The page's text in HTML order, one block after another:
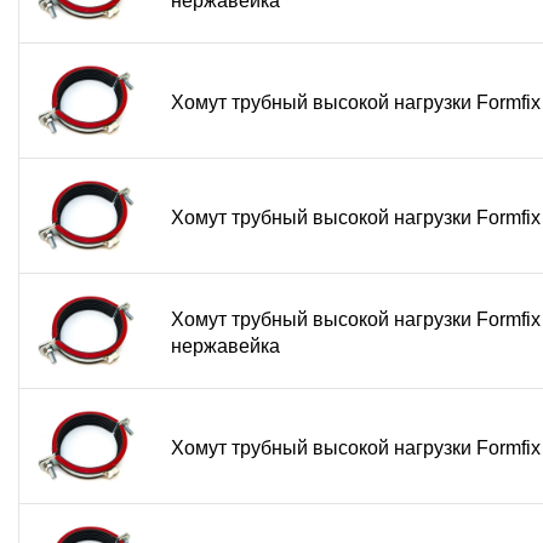
Широкий температурный диапазон:
Нужно усиленное нержавеющее крепление для
получите профессиональное решение для
Часто задаваемые вопросы (FAQ)
Для каких систем рекомендуется использовать
Для трубопроводов высокого давления, насосных
Усиленная конструкция, увеличенная толщина
более высокие нагрузки.
Измерьте внешний диаметр трубы или
Можно ли использовать хомут для наружного
Да, нержавеющая сталь AISI 304 обеспечивает
Хомут трубный высокой нагрузки
Хомут трубный высокой нагрузки
Хомут трубный высокой нагрузки
нержавейка
Хомут трубный высокой нагрузки